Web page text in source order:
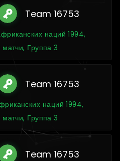
Team 16753
наций 1994,
Группа 3
Team 16753
наций 1994,
Группа 3
Team 16753